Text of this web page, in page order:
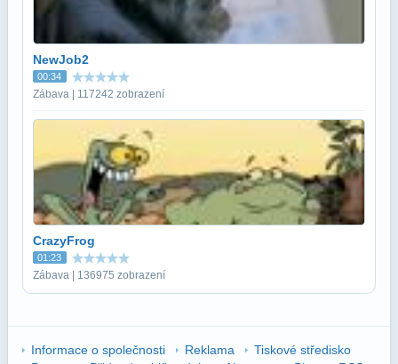
NewJob2
00:34
Zábava | 117242 zobrazení
CrazyFrog
01:23
Zábava | 136975 zobrazení
Informace o společnosti Reklama
Tiskové středisko